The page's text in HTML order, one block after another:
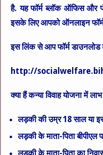
है. यह फॉर्म ब्लॉक ऑफिस और
इसके लिए आपको ऑनलाइन
इस लिंक से आप फॉर्म
http://
क्या हैं कन्या विवाह योजना में
लड़की की उम्र 18 साल या
लड़की के माता-पिता बीपीएल